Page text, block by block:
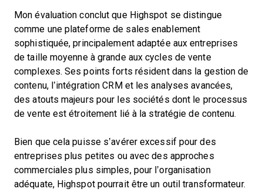
Mon évaluation conclut que Highspot se distingue
comme une plateforme de sales enablement
sophistiquée, principalement adaptée aux entreprises
de taille moyenne à grande aux cycles de vente
complexes. Ses points forts résident dans la gestion de
contenu, l’intégration CRM et les analyses avancées,
des atouts majeurs pour les sociétés dont le processus
de vente est étroitement lié à la stratégie de contenu.
Bien que cela puisse s’avérer excessif pour des
entreprises plus petites ou avec des approches
commerciales plus simples, pour l’organisation
adéquate, Highspot pourrait être un outil transformateur.